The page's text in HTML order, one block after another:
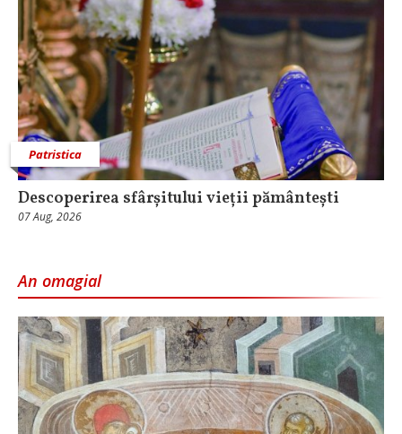
Patristica
Descoperirea sfârșitului vieții pământești
07 Aug, 2026
An omagial